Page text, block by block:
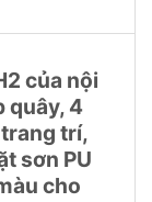
của nội
quây, 4
trí,
sơn PU
cho